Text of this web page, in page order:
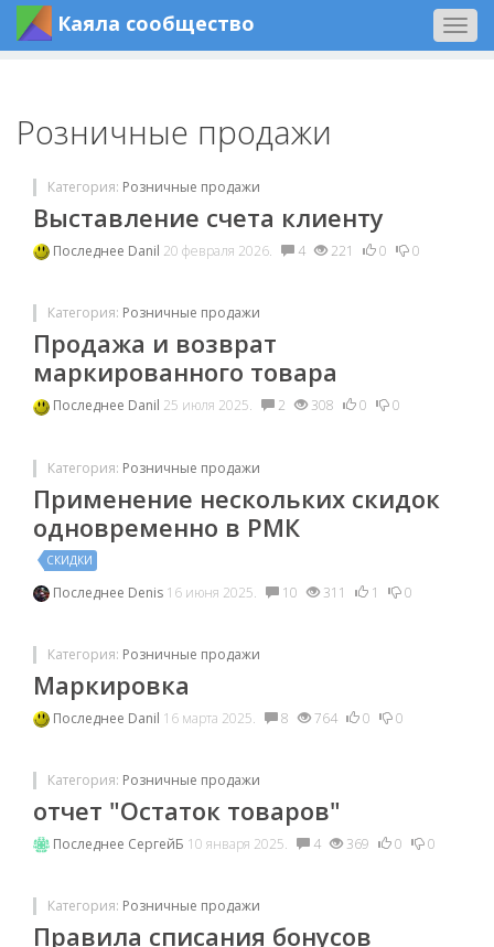
Каяла сообщество
Розничные продажи
Категория: Розничные продажи
Выставление счета клиенту
Последнее Danil 20 февраля 2026. 4 221 0 0
Категория: Розничные продажи
Продажа и возврат
маркированного товара
Последнее Danil 25 июля 2025. 2 308 0 0
Категория: Розничные продажи
Применение нескольких скидок
одновременно в РМК
СКИДКИ
Последнее Denis 16 июня 2025. 10 311 1 0
Категория: Розничные продажи
Маркировка
Последнее Danil 16 марта 2025. 8 764 0 0
Категория: Розничные продажи
отчет "Остаток товаров"
Последнее СергейБ 10 января 2025. 4 369 0 0
Категория: Розничные продажи
Правила списания бонусов